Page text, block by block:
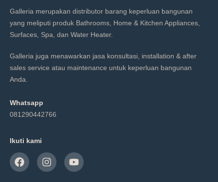
Galleria merupakan distributor barang keperluan bangunan
yang meliputi produk Bathrooms, Home & Kitchen Appliances,
Surfaces, Spa, dan Water Heater.
Galleria juga menawarkan jasa konsultasi, installation & after
sales service atau maintenance untuk keperluan bangunan
Anda.
Whatsapp
081290442766
Ikuti kami